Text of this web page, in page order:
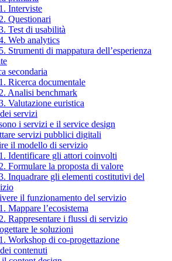
Interviste
Questionari
Test di usabilità
Web analytics
Strumenti di mappatura dell’esperienza
secondaria
Ricerca documentale
Analisi benchmark
Valutazione euristica
servizi
i servizi e il service design
servizi pubblici digitali
il modello di servizio
Identificare gli attori coinvolti
Formulare la proposta di valore
Inquadrare gli elementi costitutivi del
il funzionamento del servizio
Mappare l’ecosistema
Rappresentare i flussi di servizio
le soluzioni
Workshop di co-progettazione
contenuti